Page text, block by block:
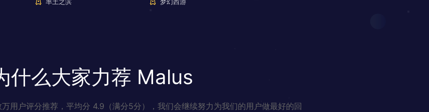
什么大家力荐 Malus
万用户评分推荐，平均分 4.9（满分5分），我们会继续努力为我们的用户做最好的回